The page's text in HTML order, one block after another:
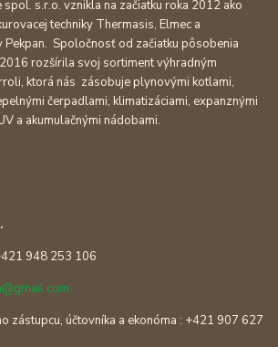
s.r.o. vznikla na začiatku roka 2012 ako
techniky Thermasis, Elmec a
Spoločnosť od začiatku pôsobenia
rozšírila svoj sortiment výhradným
ktorá nás zásobuje plynovými kotlami,
čerpadlami, klimatizáciami, expanznými
a akumulačnými nádobami.
948 253 106
zástupcu, účtovníka a ekonóma : +421 907 627